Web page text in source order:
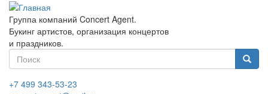
Перейти
основному
содержанию
Группа компаний Concert Agent.
Букинг артистов, организация концертов
и праздников.
Форма
поиска
+7 499 343-53-23